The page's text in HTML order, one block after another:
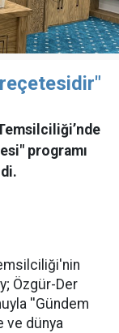
programı
Özgür-Der
''Gündem
ve dünya